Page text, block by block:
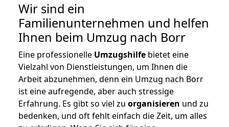
Wir sind ein
Familienunternehmen und helfen
Ihnen beim Umzug nach Borr
Eine professionelle Umzugshilfe bietet eine
Vielzahl von Dienstleistungen, um Ihnen die
Arbeit abzunehmen, denn ein Umzug nach Borr
ist eine aufregende, aber auch stressige
Erfahrung. Es gibt so viel zu organisieren und zu
bedenken, und oft fehlt einfach die Zeit, um alles